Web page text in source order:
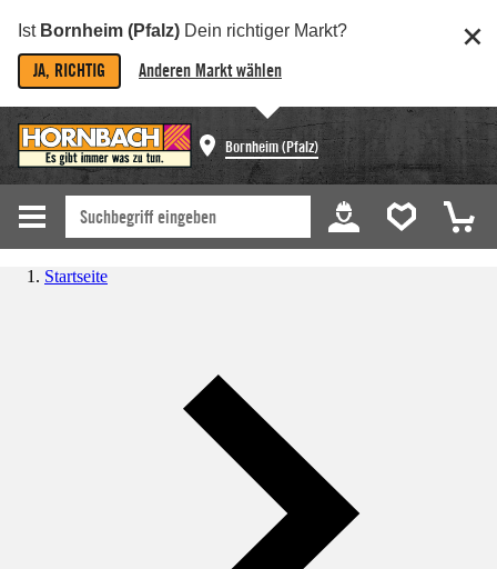
Ist Bornheim (Pfalz) Dein richtiger Markt?
JA, RICHTIG Anderen Markt wählen
Bornheim (Pfalz)
Startseite